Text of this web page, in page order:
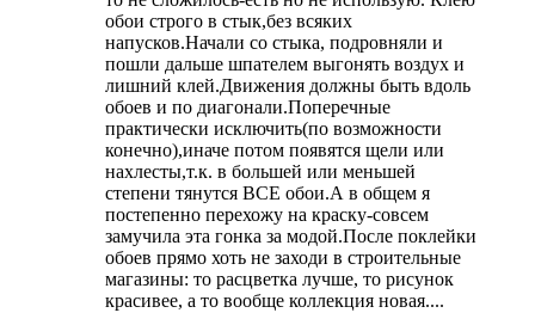
обои строго в стык,без всяких
напусков.Начали со стыка, подровняли и
пошли дальше шпателем выгонять воздух и
лишний клей.Движения должны быть вдоль
обоев и по диагонали.Поперечные
практически исключить(по возможности
конечно),иначе потом появятся щели или
нахлесты,т.к. в большей или меньшей
степени тянутся ВСЕ обои.А в общем я
постепенно перехожу на краску-совсем
замучила эта гонка за модой.После поклейки
обоев прямо хоть не заходи в строительные
магазины: то расцветка лучше, то рисунок
красивее, а то вообще коллекция новая....